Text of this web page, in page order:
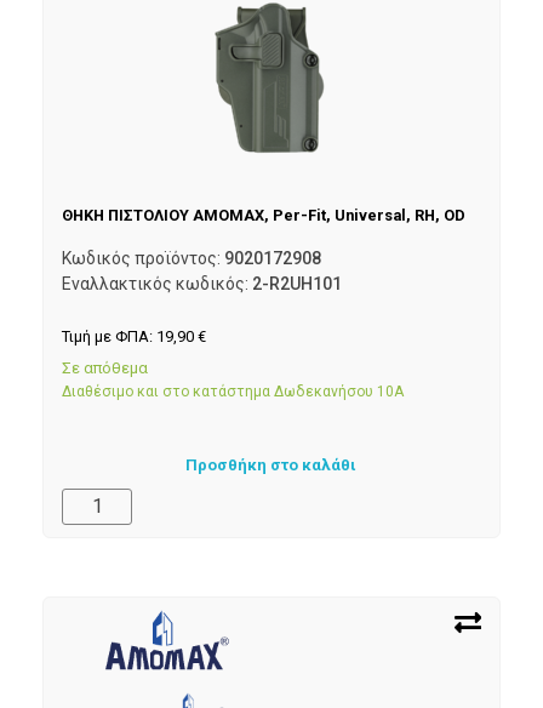
ΘΗΚΗ ΠΙΣΤΟΛΙΟΥ AMOMAX, Per-Fit, Universal, RH, OD
Κωδικός προϊόντος: 9020172908
Εναλλακτικός κωδικός: 2-R2UH101
Τιμή με ΦΠΑ: 19,90 €
Σε απόθεμα
Διαθέσιμο και στο κατάστημα Δωδεκανήσου 10Α
Προσθήκη στο καλάθι